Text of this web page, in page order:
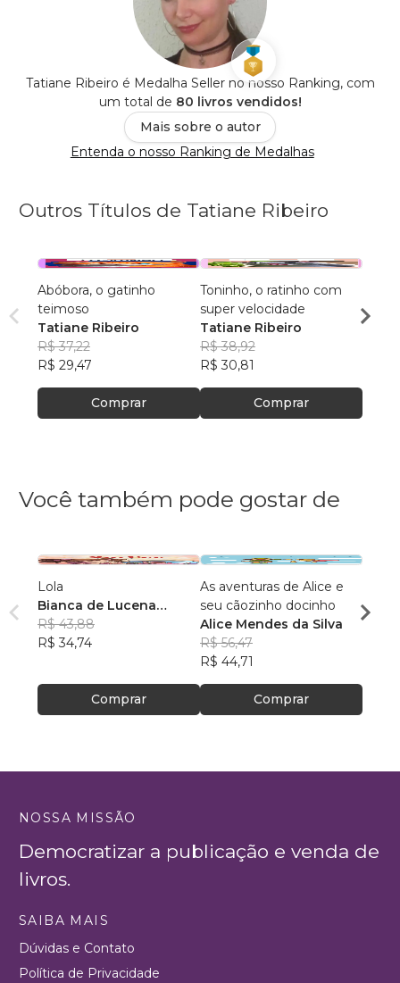
Tatiane Ribeiro é Medalha Seller no nosso Ranking, com
um total de 80 livros vendidos!
Mais sobre o autor
Entenda o nosso Ranking de Medalhas
Outros Títulos de Tatiane Ribeiro
Abóbora, o gatinho
teimoso
Tatiane Ribeiro
R$ 37,22
R$ 29,47
Comprar
Toninho, o ratinho com
super velocidade
Tatiane Ribeiro
R$ 38,92
R$ 30,81
Comprar
Você também pode gostar de
Lola
Bianca de Lucena
Coutinho de Oliveira
R$ 43,88
R$ 34,74
Comprar
As aventuras de Alice e
seu cãozinho docinho
Alice Mendes da Silva
R$ 56,47
R$ 44,71
Comprar
NOSSA MISSÃO
Democratizar a publicação e venda de
livros.
SAIBA MAIS
Dúvidas e Contato
Política de Privacidade